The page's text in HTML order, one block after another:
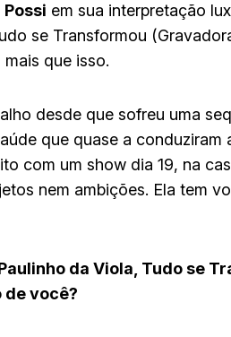
Possi em sua interpretação
se Transformou
que isso.
desde que sofreu uma
que quase a conduziram
com um show dia 19, na
nem ambições. Ela tem
da Viola, Tudo se
de você?